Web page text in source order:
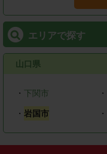
エリアで探す
山口県
・ 下関市 ・
・ 岩国市 ・